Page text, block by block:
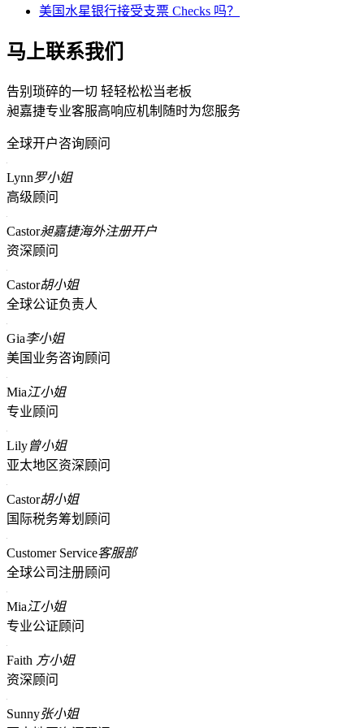
美国水星银行接受支票 Checks 吗？
马上联系我们
告别琐碎的一切 轻轻松松当老板
昶嘉捷专业客服高响应机制随时为您服务
全球开户咨询顾问
Lynn罗小姐
高级顾问
Castor昶嘉捷海外注册开户
资深顾问
Castor胡小姐
全球公证负责人
Gia李小姐
美国业务咨询顾问
Mia江小姐
专业顾问
Lily曾小姐
亚太地区资深顾问
Castor胡小姐
国际税务筹划顾问
Customer Service客服部
全球公司注册顾问
Mia江小姐
专业公证顾问
Faith 方小姐
资深顾问
Sunny张小姐